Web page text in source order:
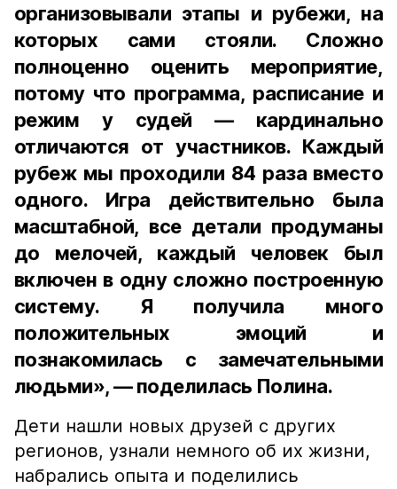
организовывали этапы и рубежи, на
которых сами стояли. Сложно
полноценно оценить мероприятие,
потому что программа, расписание и
режим у судей — кардинально
отличаются от участников. Каждый
рубеж мы проходили 84 раза вместо
одного. Игра действительно была
масштабной, все детали продуманы
до мелочей, каждый человек был
включен в одну сложно построенную
систему. Я получила много
положительных эмоций и
познакомилась с замечательными
людьми», — поделилась Полина.
Дети нашли новых друзей с других
регионов, узнали немного об их жизни,
набрались опыта и поделились